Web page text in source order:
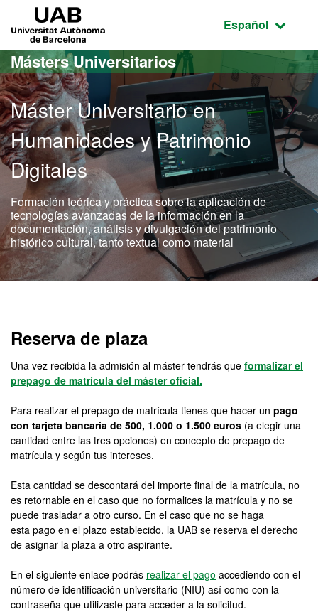
Acceso al contenido principal
Acceso a la navegación de la página
Idioma
Español
Másters Universitarios
Máster Universitario en
Humanidades y Patrimonio
Digitales
Formación teórica y práctica sobre la aplicación de
tecnologías avanzadas de la información en la
documentación, análisis y divulgación del patrimonio
histórico cultural, tanto textual como material
Reserva de plaza
Una vez recibida la admisión al máster tendrás que formalizar el
prepago de matrícula del máster oficial.
Para realizar el prepago de matrícula tienes que hacer un pago
con tarjeta bancaria de 500, 1.000 o 1.500 euros (a elegir una
cantidad entre las tres opciones) en concepto de prepago de
matrícula y según tus intereses.
Esta cantidad se descontará del importe final de la matrícula, no
es retornable en el caso que no formalices la matrícula y no se
puede trasladar a otro curso. En el caso que no se haga
esta pago en el plazo establecido, la UAB se reserva el derecho
de asignar la plaza a otro aspirante.
En el siguiente enlace podrás realizar el pago accediendo con el
número de identificación universitario (NIU) así como con la
contraseña que utilizaste para acceder a la solicitud.